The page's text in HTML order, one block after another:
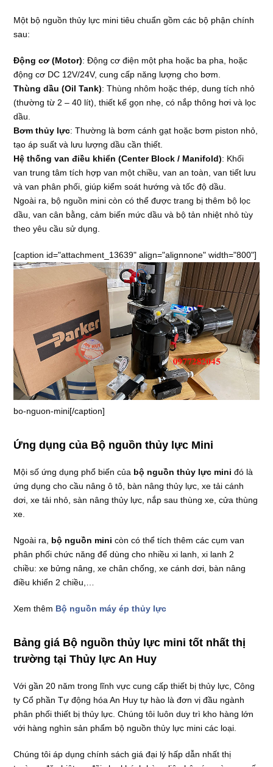
Một bộ nguồn thủy lực mini tiêu chuẩn gồm các bộ phận chính
sau:
Động cơ (Motor): Động cơ điện một pha hoặc ba pha, hoặc
động cơ DC 12V/24V, cung cấp năng lượng cho bơm.
Thùng dầu (Oil Tank): Thùng nhôm hoặc thép, dung tích nhỏ
(thường từ 2 – 40 lít), thiết kế gọn nhẹ, có nắp thông hơi và lọc
dầu.
Bơm thủy lực: Thường là bơm cánh gạt hoặc bơm piston nhỏ,
tạo áp suất và lưu lượng dầu cần thiết.
Hệ thống van điều khiển (Center Block / Manifold): Khối
van trung tâm tích hợp van một chiều, van an toàn, van tiết lưu
và van phân phối, giúp kiểm soát hướng và tốc độ dầu.
Ngoài ra, bộ nguồn mini còn có thể được trang bị thêm bộ lọc
dầu, van cân bằng, cảm biến mức dầu và bộ tản nhiệt nhỏ tùy
theo yêu cầu sử dụng.
[caption id="attachment_13639" align="alignnone" width="800"]
bo-nguon-mini[/caption]
Ứng dụng của Bộ nguồn thủy lực Mini
Mội số ứng dụng phổ biến của bộ nguồn thủy lực mini đó là
ứng dụng cho cầu nâng ô tô, bàn nâng thủy lực, xe tải cánh
dơi, xe tải nhỏ, sàn nâng thủy lực, nắp sau thùng xe, cửa thùng
xe.
Ngoài ra, bộ nguồn mini còn có thể tích thêm các cụm van
phân phối chức năng để dùng cho nhiều xi lanh, xi lanh 2
chiều: xe bửng nâng, xe chân chống, xe cánh dơi, bàn nâng
điều khiển 2 chiều,…
Xem thêm Bộ nguồn máy ép thủy lực
Bảng giá Bộ nguồn thủy lực mini tốt nhất thị
trường tại Thủy lực An Huy
Với gần 20 năm trong lĩnh vực cung cấp thiết bị thủy lực, Công
ty Cổ phần Tự động hóa An Huy tự hào là đơn vị đầu ngành
phân phối thiết bị thủy lực. Chúng tôi luôn duy trì kho hàng lớn
với hàng nghìn sản phẩm bộ nguồn thủy lực mini các loại.
Chúng tôi áp dụng chính sách giá đại lý hấp dẫn nhất thị